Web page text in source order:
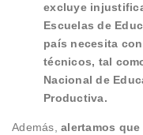
excluye
Escuelas de
país necesita
técnicos, tal
Nacional de
Productiva.
Además, alertamos